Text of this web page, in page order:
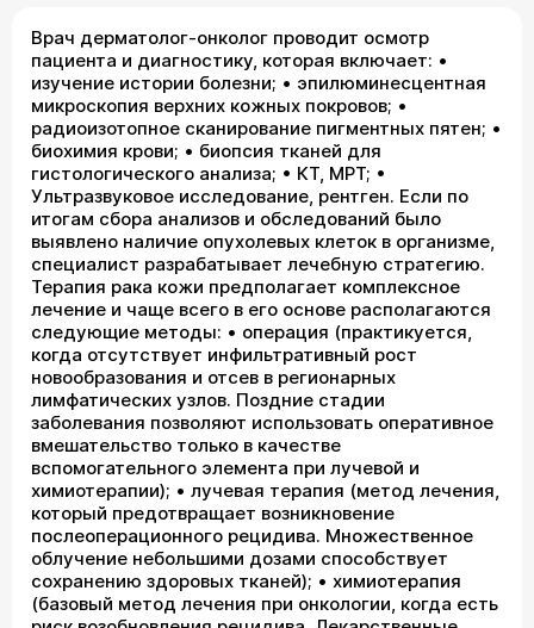
Врач дерматолог-онколог проводит осмотр
пациента и диагностику, которая включает: •
изучение истории болезни; • эпилюминесцентная
микроскопия верхних кожных покровов; •
радиоизотопное сканирование пигментных пятен; •
биохимия крови; • биопсия тканей для
гистологического анализа; • КТ, МРТ; •
Ультразвуковое исследование, рентген. Если по
итогам сбора анализов и обследований было
выявлено наличие опухолевых клеток в организме,
специалист разрабатывает лечебную стратегию.
Терапия рака кожи предполагает комплексное
лечение и чаще всего в его основе располагаются
следующие методы: • операция (практикуется,
когда отсутствует инфильтративный рост
новообразования и отсев в регионарных
лимфатических узлов. Поздние стадии
заболевания позволяют использовать оперативное
вмешательство только в качестве
вспомогательного элемента при лучевой и
химиотерапии); • лучевая терапия (метод лечения,
который предотвращает возникновение
послеоперационного рецидива. Множественное
облучение небольшими дозами способствует
сохранению здоровых тканей); • химиотерапия
(базовый метод лечения при онкологии, когда есть